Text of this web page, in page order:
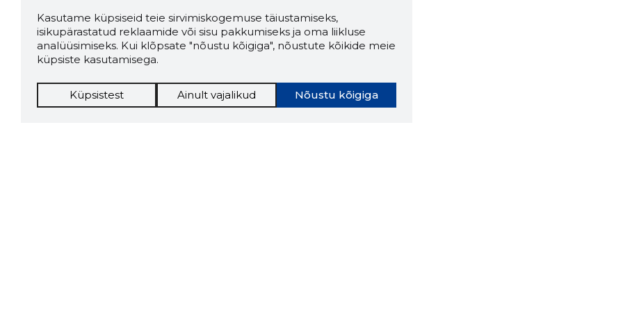
Kasutame küpsiseid teie sirvimiskogemuse täiustamiseks,
isikupärastatud reklaamide või sisu pakkumiseks ja oma liikluse
analüüsimiseks. Kui klõpsate "nõustu kõigiga", nõustute kõikide meie
küpsiste kasutamisega.
Nõustu kõigiga
Küpsistest Ainult vajalikud